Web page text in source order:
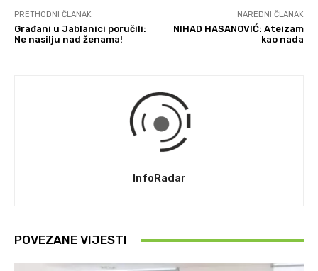
PRETHODNI ČLANAK
Građani u Jablanici poručili:
Ne nasilju nad ženama!
NAREDNI ČLANAK
NIHAD HASANOVIĆ: Ateizam
kao nada
InfoRadar
POVEZANE VIJESTI